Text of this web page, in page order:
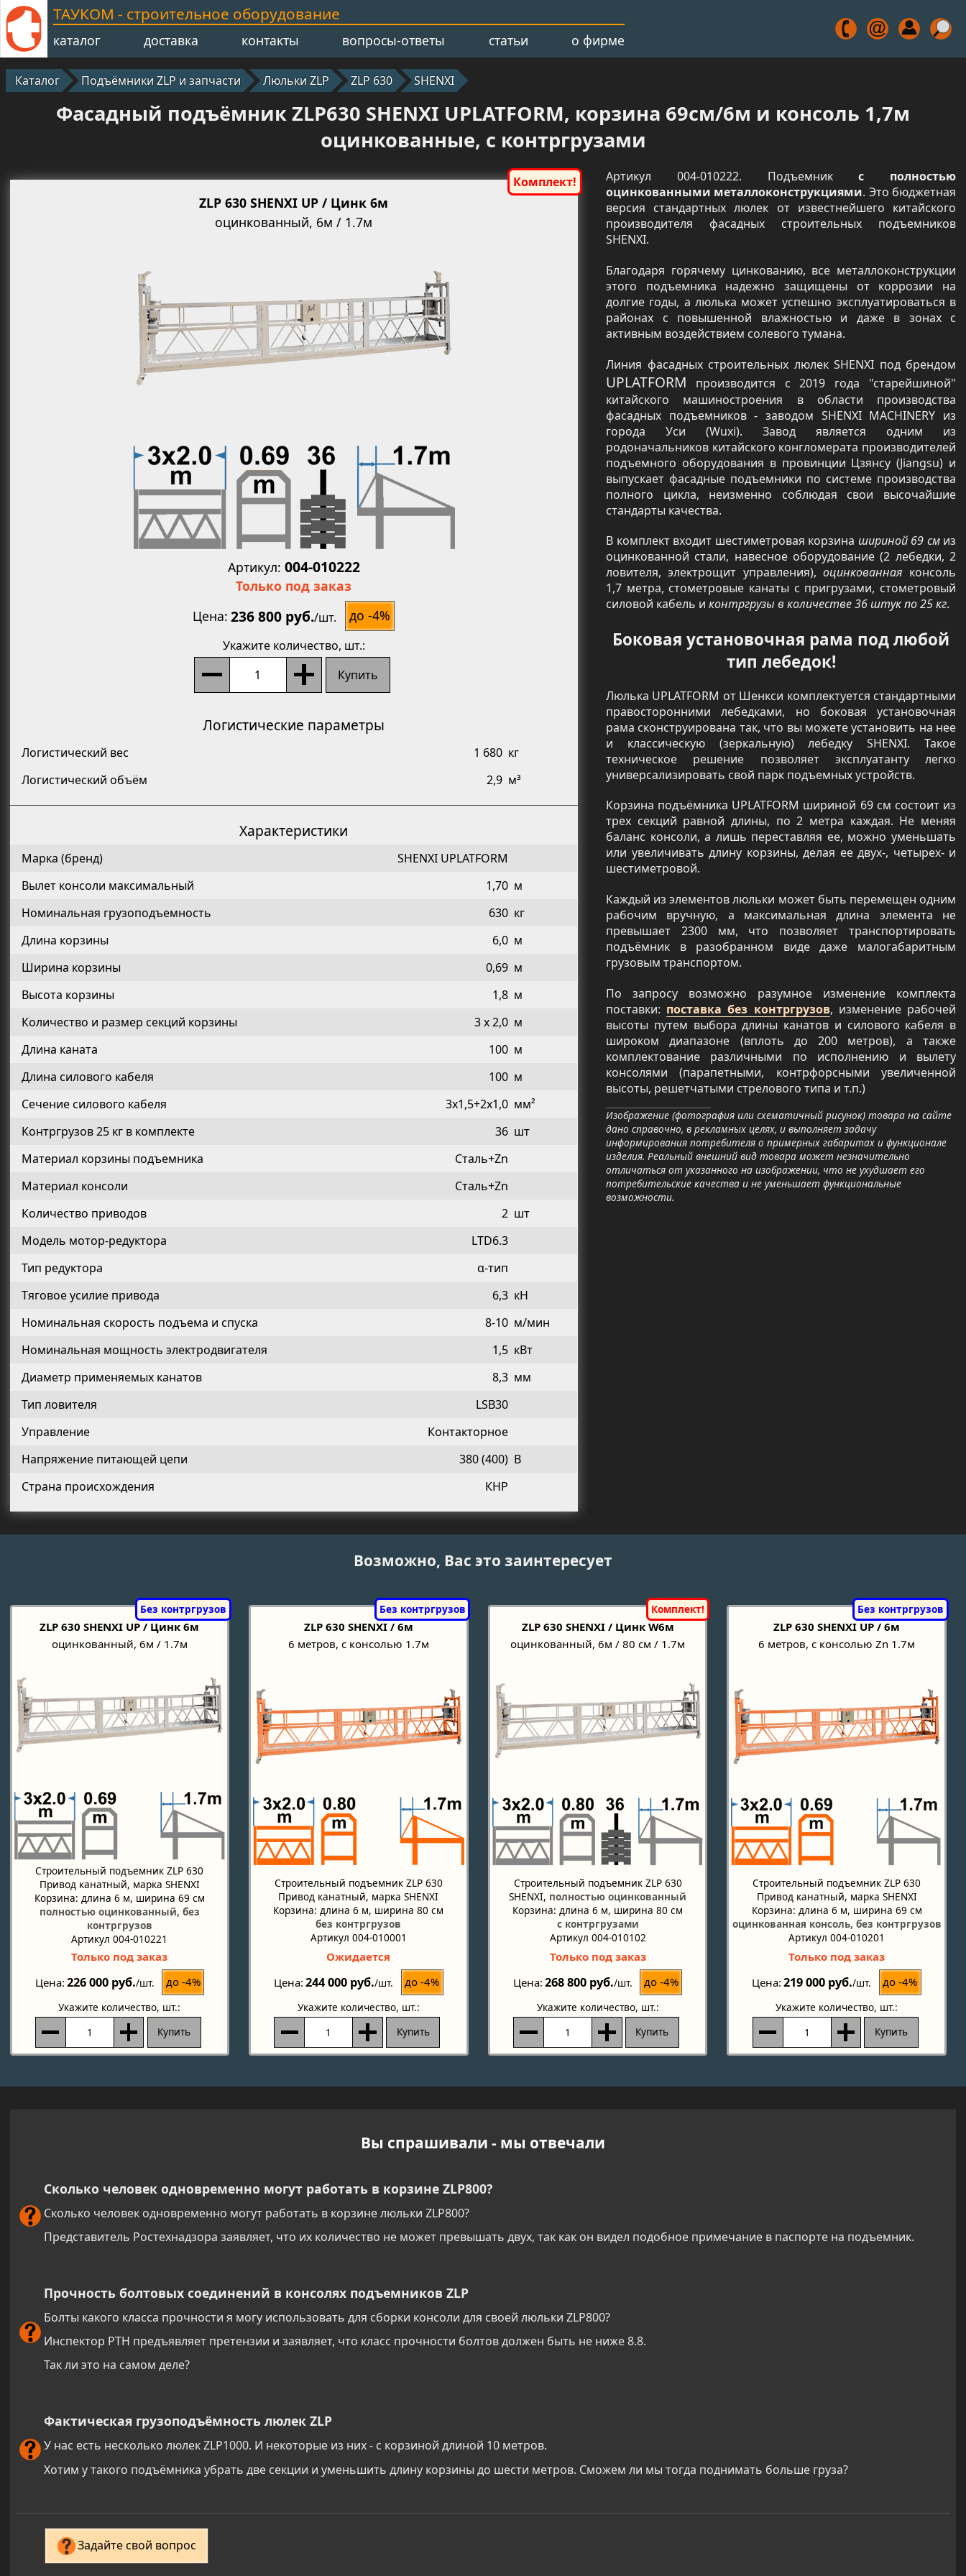
ТАУКОМ - строительное оборудование
каталог доставка контакты вопросы-ответы статьи о фирме
Каталог Подъёмники ZLP и запчасти Люльки ZLP ZLP 630 SHENXI
Фасадный подъёмник ZLP630 SHENXI UPLATFORM, корзина 69см/6м и консоль 1,7м
оцинкованные, с контргрузами
ZLP 630 SHENXI UP / Цинк 6м
оцинкованный, 6м / 1.7м
Увеличить
Артикул: 004-010222
Только под заказ
Цена 236 800 руб./шт. до -4%
Укажите количество, шт.:
Купить
Логистические параметры
Логистический вес 1 680 кг
Логистический объём
2,9 м³
Характеристики
Марка (бренд)
SHENXI UPLATFORM
Вылет консоли максимальный
1,70 м
Номинальная грузоподъемность
630 кг
Длина корзины
6,0 м
Ширина корзины
0,69 м
Высота корзины
1,8 м
Количество и размер секций корзины
3 x 2,0 м
Длина каната
100 м
Длина силового кабеля
100 м
Сечение силового кабеля
3x1,5+2x1,0 мм²
Контргрузов 25 кг в комплекте
36 шт
Материал корзины подъемника
Сталь+Zn
Материал консоли
Сталь+Zn
Количество приводов
2 шт
Модель мотор-редуктора
LTD6.3
Тип редуктора
α-тип
Тяговое усилие привода
6,3 кН
Номинальная скорость подъема и спуска
8-10 м/мин
Номинальная мощность электродвигателя
1,5 кВт
Диаметр применяемых канатов
8,3 мм
Тип ловителя
LSB30
Управление
Контакторное
Напряжение питающей цепи
380 (400) В
Страна происхождения
КНР
Артикул 004-010222. Подъемникс полностью
оцинкованными металлоконструкциями. Это бюджетная
версия стандартных люлек от известнейшего китайского
производителя фасадных строительных подъемников
SHENXI.
Благодаря горячему цинкованию, все металлоконструкции
этого подъемника надежно защищены от коррозии на
долгие годы, а люлька может успешно эксплуатироваться в
районах с повышенной влажностью и даже в зонах с
активным воздействием солевого тумана.
Линия фасадных строительных люлек SHENXI под брендом
UPLATFORM производится с 2019 года "старейшиной"
китайского машиностроения в области производства
фасадных подъемников - заводом SHENXI MACHINERY из
города Уси (Wuxi). Завод является одним из
родоначальников китайского конгломерата производителей
подъемного оборудования в провинции Цзянсу (Jiangsu) и
выпускает фасадные подъемники по системе производства
полного цикла, неизменно соблюдая свои высочайшие
стандарты качества.
В комплект входит шестиметровая корзина шириной 69 смиз
оцинкованной стали, навесное оборудование (2 лебедки, 2
ловителя, электрощит управления), оцинкованная консоль
1,7 метра, стометровые канаты с пригрузами, стометровый
силовой кабель иконтргрузы в количестве 36 штук по 25 кг.
Боковая установочная рама под любой
тип лебедок!
Люлька UPLATFORM от Шенкси комплектуется стандартными
правосторонними лебедками, но боковая установочная
рама сконструирована так, что вы можете установить на нее
и классическую (зеркальную) лебедку SHENXI. Такое
техническое решение позволяет эксплуатанту легко
универсализировать свой парк подъемных устройств.
Корзина подъёмника UPLATFORM шириной 69 см состоит из
трех секций равной длины, по 2 метра каждая. Не меняя
баланс консоли, а лишь переставляя ее, можно уменьшать
или увеличивать длину корзины, делая ее двух-, четырех- и
шестиметровой.
Каждый из элементов люльки может быть перемещен одним
рабочим вручную, а максимальная длина элемента не
превышает 2300 мм, что позволяет транспортировать
подъёмник в разобранном виде даже малогабаритным
грузовым транспортом.
По запросу возможно разумное изменение комплекта
поставки: поставка без контргрузов, изменение рабочей
высоты путем выбора длины канатов и силового кабеля в
широком диапазоне (вплоть до 200 метров), а также
комплектование различными по исполнению и вылету
консолями (парапетными, контрфорсными увеличенной
высоты, решетчатыми стрелового типа и т.п.)
Изображение (фотография или схематичный рисунок) товара на сайте
дано справочно, в рекламных целях, и выполняет задачу
информирования потребителя о примерных габаритах и функционале
изделия. Реальный внешний вид товара может незначительно
отличаться от указанного на изображении, что не ухудшает его
потребительские качества и не уменьшает функциональные
возможности.
Возможно, Вас это заинтересует
ZLP 630 SHENXI UP / Цинк 6м
оцинкованный, 6м / 1.7м
Строительный подъемник ZLP 630
Привод канатный, марка SHENXI
Корзина: длина 6 м, ширина 69 см
полностью оцинкованный, без
контргрузов
Артикул 004-010221
Только под заказ
Цена 226 000 руб./шт. до -4%
Укажите количество, шт.:
Купить
ZLP 630 SHENXI / 6м
6 метров, с консолью 1.7м
Строительный подъемник ZLP 630
Привод канатный, марка SHENXI
Корзина: длина 6 м, ширина 80 см
без контргрузов
Артикул 004-010001
Ожидается
Цена 244 000 руб./шт. до -4%
Укажите количество, шт.:
Купить
ZLP 630 SHENXI / Цинк W6м
оцинкованный, 6м / 80 см / 1.7м
Строительный подъемник ZLP 630
SHENXI, полностью оцинкованный
Корзина: длина 6 м, ширина 80 см
с контргрузами
Артикул 004-010102
Только под заказ
Цена 268 800 руб./шт. до -4%
Укажите количество, шт.:
Купить
ZLP 630 SHENXI UP / 6м
6 метров, с консолью Zn 1.7м
Строительный подъемник ZLP 630
Привод канатный, марка SHENXI
Корзина: длина 6 м, ширина 69 см
оцинкованная консоль, без контргрузов
Артикул 004-010201
Только под заказ
Цена 219 000 руб./шт. до -4%
Укажите количество, шт.:
Купить
Вы спрашивали - мы отвечали
Сколько человек одновременно могут работать в корзине ZLP800?
Сколько человек одновременно могут работать в корзине люльки ZLP800?
Представитель Ростехнадзора заявляет, что их количество не может превышать двух, так как он видел подобное примечание в паспорте на подъемник.
Прочность болтовых соединений в консолях подъемников ZLP
Болты какого класса прочности я могу использовать для сборки консоли для своей люльки ZLP800?
Инспектор РТН предъявляет претензии и заявляет, что класс прочности болтов должен быть не ниже 8.8.
Так ли это на самом деле?
Фактическая грузоподъёмность люлек ZLP
У нас есть несколько люлек ZLP1000. И некоторые из них - с корзиной длиной 10 метров.
Хотим у такого подъёмника убрать две секции и уменьшить длину корзины до шести метров. Сможем ли мы тогда поднимать больше груза?
Задайте свой вопрос